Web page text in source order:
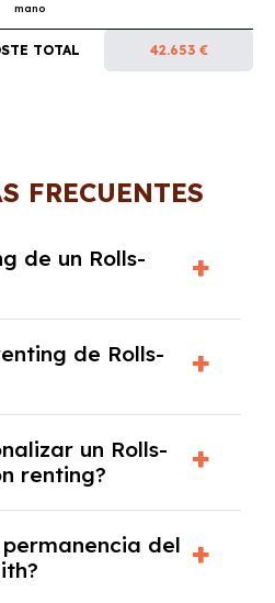
mano
TOTAL 42.653 €
FRECUENTES
de un Rolls-
largo plazo en el que
fija por el uso del
determinado,
y 5 años.
de Rolls-
mantenimiento,
asistencia en
la documentación.
un Rolls-
renting?
adicional, siempre y
la empresa de renting.
del